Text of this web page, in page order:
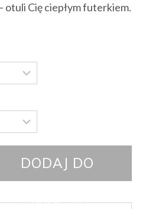
otuli Cię ciepłym futerkiem.
DODAJ DO
KOSZYKA